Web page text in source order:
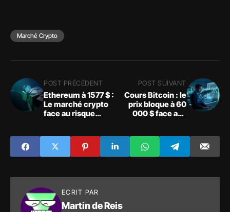
Marché Crypto
POST PRÉCÉDENT
Ethereum à 1577 $ :
Le marché crypto
face au risque
POST SUIVANT
Cours Bitcoin : le
prix bloque à 60
000 $ face aux
ECRIT PAR
Martin de Reis